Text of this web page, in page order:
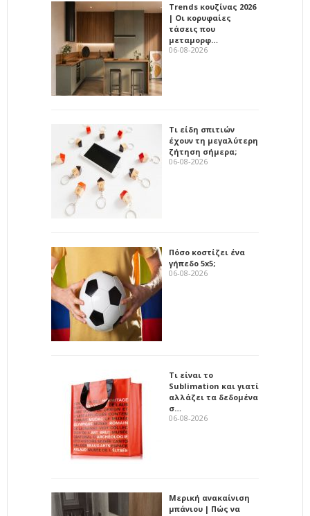
Trends κουζίνας 2026
| Οι κορυφαίες
τάσεις που
μεταμορφ…
06-08-2026
Τι είδη σπιτιών
έχουν τη μεγαλύτερη
ζήτηση σήμερα;
06-08-2026
Πόσο κοστίζει ένα
γήπεδο 5x5;
06-08-2026
Τι είναι το
Sublimation και γιατί
αλλάζει τα δεδομένα
σ…
06-08-2026
Μερική ανακαίνιση
μπάνιου | Πώς να